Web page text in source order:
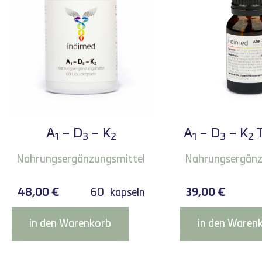
A1 – D3 – K2
Nahrungsergänzungsmittel
48,00 € 60 kapseln
in den Warenkorb
A1 – D3 – K2
39,00 €
in den